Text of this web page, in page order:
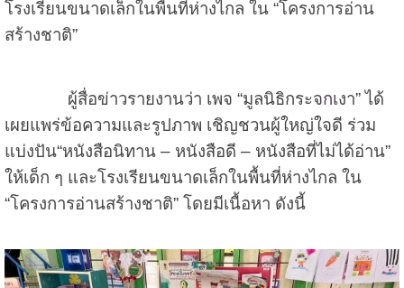
โรงเรียนขนาดเล็กในพื้นที่ห่างไกล ใน “โครงการอ่าน
สร้างชาติ”
ผู้สื่อข่าวรายงานว่า เพจ “มูลนิธิกระจกเงา” ได้
เผยแพร่ข้อความและรูปภาพ เชิญชวนผู้ใหญ่ใจดี ร่วม
แบ่งปัน“หนังสือนิทาน – หนังสือดี – หนังสือที่ไม่ได้อ่าน”
ให้เด็ก ๆ และโรงเรียนขนาดเล็กในพื้นที่ห่างไกล ใน
“โครงการอ่านสร้างชาติ” โดยมีเนื้อหา ดังนี้